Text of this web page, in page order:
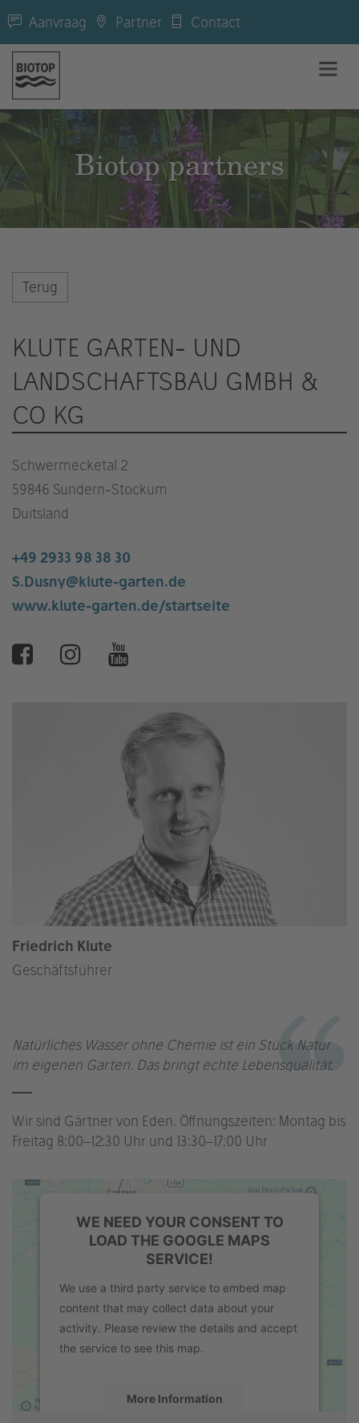
Aanvraag Partner Contact
Biotop partners
Terug
KLUTE GARTEN- UND
LANDSCHAFTSBAU GMBH &
CO KG
Schwermecketal 2
59846 Sundern-Stockum
Duitsland
+49 2933 98 38 30
S.Dusny@klute-garten.de
www.klute-garten.de/startseite
Friedrich Klute
Geschäftsführer
Natürliches Wasser ohne Chemie ist ein Stück Natur
im eigenen Garten. Das bringt echte Lebensqualität.
Wir sind Gärtner von Eden. Öffnungszeiten: Montag bis
Freitag 8:00–12:30 Uhr und 13:30–17:00 Uhr
WE NEED YOUR CONSENT TO
LOAD THE GOOGLE MAPS
SERVICE!
We use a third party service to embed map
content that may collect data about your
activity. Please review the details and accept
the service to see this map.
More Information